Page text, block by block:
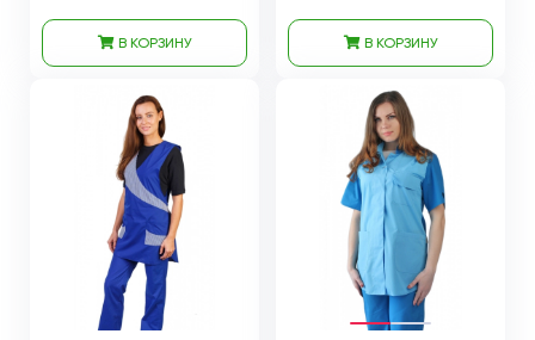
В КОРЗИНУ В КОРЗИНУ